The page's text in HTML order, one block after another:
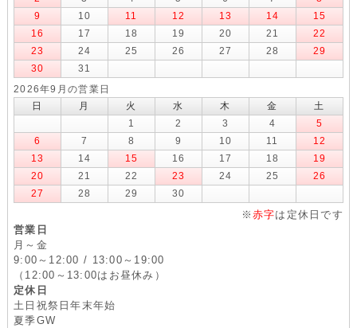
9
10 11 12 13 14
15
16
17 18 19 20 21
22
23
24 25 26 27 28
29
30
31
2026年9月の営業日
日
月 火 水 木 金
土
1
2 3 4
5
6
7 8 9 10 11
12
13
14 15 16 17 18
19
20
21 22 23 24 25
26
27
28 29 30
※ 赤字は定休日です
営業日
月～金
9:00～12:00 / 13:00～19:00
（12:00～13:00はお昼休み）
定休日
土日祝祭日年末年始
夏季GW